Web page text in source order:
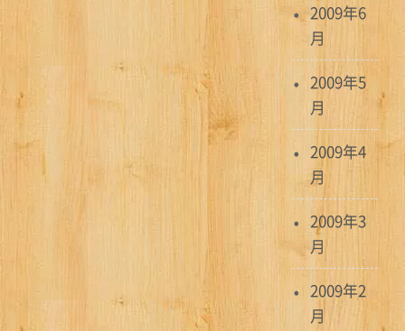
2009年6
月
2009年5
月
2009年4
月
2009年3
月
2009年2
月